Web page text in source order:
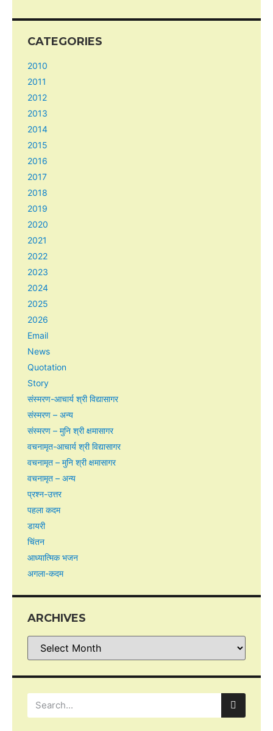
CATEGORIES
2010
2011
2012
2013
2014
2015
2016
2017
2018
2019
2020
2021
2022
2023
2024
2025
2026
Email
News
Quotation
Story
संस्मरण-आचार्य श्री विद्यासागर
संस्मरण – अन्य
संस्मरण – मुनि श्री क्षमासागर
वचनामृत-आचार्य श्री विद्यासागर
वचनामृत – मुनि श्री क्षमासागर
वचनामृत – अन्य
प्रश्न-उत्तर
पहला कदम
डायरी
चिंतन
आध्यात्मिक भजन
अगला-कदम
ARCHIVES